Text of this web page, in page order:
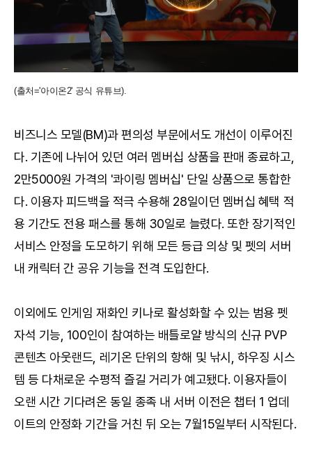
(출처='아이온2' 공식 유튜브).
비즈니스 모델(BM)과 편의성 부문에서도 개선이 이루어진
다. 기존에 나뉘어 있던 여러 멤버십 상품을 판매 종료하고,
2만5000원 가격의 '콰이링 멤버십' 단일 상품으로 통합한
다. 이용자 피드백을 적극 수용해 28일이던 멤버십 혜택 적
용 기간도 전용 패스를 통해 30일로 늘렸다. 또한 장기적인
서비스 안정을 도모하기 위해 모든 등급 의상 및 펫의 서버
내 캐릭터 간 공유 기능을 전격 도입한다.
이외에도 인게임 재화인 키나로 활성화할 수 있는 범용 펫
자석 기능, 100인이 참여하는 배틀로얄 방식의 신규 PVP
콘텐츠 아웃랜드, 레기온 단위의 항해 및 낚시, 하우징 시스
템 등 다채로운 수평적 즐길 거리가 예고됐다. 이용자들이
오랜 시간 기다려온 동일 종족 내 서버 이전은 챕터 1 업데
이트의 안정화 기간을 거친 뒤 오는 7월15일부터 시작된다.